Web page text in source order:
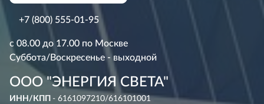
+7 (800) 555-01-95
с 08.00 до 17.00 по Москве
Суббота/Воскресенье - выходной
ООО "ЭНЕРГИЯ СВЕТА"
ИНН/КПП - 6161097210/616101001